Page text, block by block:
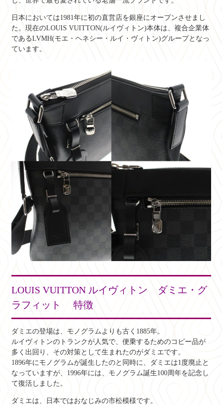
日本においては1981年に初の直営店を銀座にオープンさせまし
た。現在のLOUIS VUITTON(ルイヴィトン)本体は、複合企業体
であるLVMH(モエ・ヘネシー・ルイ・ヴィトン)グループとなっ
ています。
LOUIS VUITTON ルイヴィトン ダミエ・グ
ラフィット 特徴
ダミエの登場は、モノグラムよりも古く1885年。
ルイヴィトンのトランクが人気で、便乗するためのコピー品が
多く出回り、その対策として生まれたのがダミエです。
1896年にモノグラムが誕生したのと同時に、ダミエは1度廃止と
なっていますが、1996年には、モノグラム誕生100周年を記念し
て復活しました。
ダミエは、日本ではおなじみの市松模様です。